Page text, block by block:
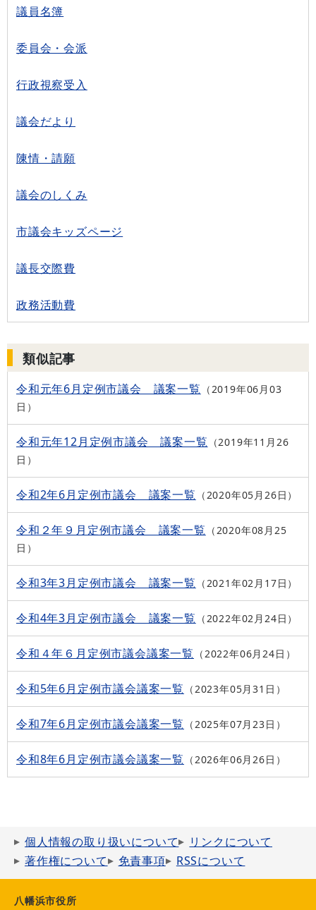
議員名簿
委員会・会派
行政視察受入
議会だより
陳情・請願
議会のしくみ
市議会キッズページ
議長交際費
政務活動費
類似記事
令和元年6月定例市議会 議案一覧
2019年06月03
日
令和元年12月定例市議会 議案一覧
2019年11月26
日
令和2年6月定例市議会 議案一覧 2020年05月26日
令和２年９月定例市議会 議案一覧
2020年08月25
日
令和3年3月定例市議会 議案一覧 2021年02月17日
令和4年3月定例市議会 議案一覧 2022年02月24日
令和４年６月定例市議会議案一覧 2022年06月24日
令和5年6月定例市議会議案一覧 2023年05月31日
令和7年6月定例市議会議案一覧 2025年07月23日
令和8年6月定例市議会議案一覧 2026年06月26日
個人情報の取り扱いについて
リンクについて
著作権について
免責事項 RSSについて
八幡浜市役所